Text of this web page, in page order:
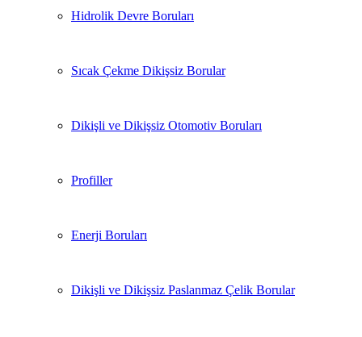
Hidrolik Devre Boruları
Sıcak Çekme Dikişsiz Borular
Dikişli ve Dikişsiz Otomotiv Boruları
Profiller
Enerji Boruları
Dikişli ve Dikişsiz Paslanmaz Çelik Borular